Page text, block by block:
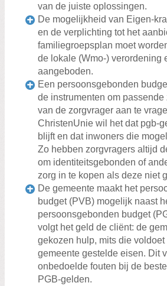
van de juiste oplossingen.
De mogelijkheid van Eigen-
en de verplichting tot het
familiegroepsplan moet
de lokale (Wmo-) verordening
aangeboden.
Een persoonsgebonden
de instrumenten om
van de zorgvrager aan te
ChristenUnie wil het dat pgb-
blijft en dat inwoners die
Zo hebben zorgvragers altijd
om identiteitsgebonden of
zorg in te kopen als deze niet
De gemeente maakt het
budget (PVB) mogelijk naast
persoonsgebonden budget
volgt het geld de cliënt: de
gekozen hulp, mits die
gemeente gestelde eisen. Dit
onbedoelde fouten bij de
PGB-gelden.